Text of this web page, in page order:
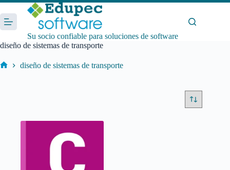
Saltar
al
contenido
Su socio confiable para soluciones de software
diseño de sistemas de transporte
diseño de sistemas de transporte